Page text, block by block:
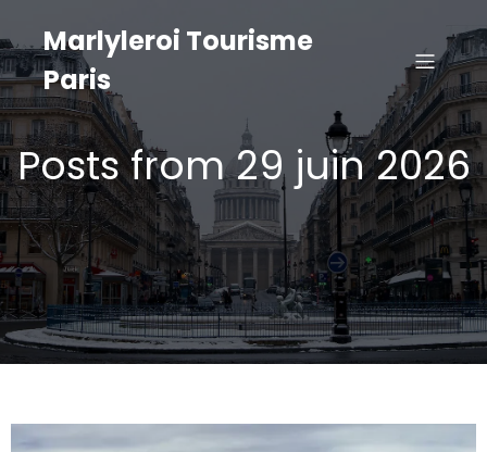
Marlyleroi Tourisme
Paris
Posts from 29 juin 2026